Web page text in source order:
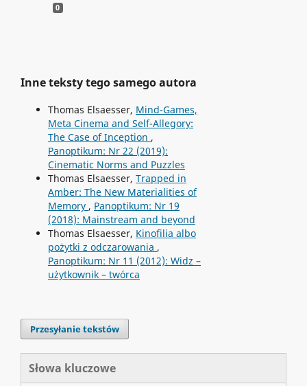
0
Inne teksty tego samego autora
Thomas Elsaesser, Mind-Games,
Meta Cinema and Self-Allegory:
The Case of Inception ,
Panoptikum: Nr 22 (2019):
Cinematic Norms and Puzzles
Thomas Elsaesser, Trapped in
Amber: The New Materialities of
Memory , Panoptikum: Nr 19
(2018): Mainstream and beyond
Thomas Elsaesser, Kinofilia albo
pożytki z odczarowania ,
Panoptikum: Nr 11 (2012): Widz –
użytkownik – twórca
Przesyłanie tekstów
Słowa kluczowe